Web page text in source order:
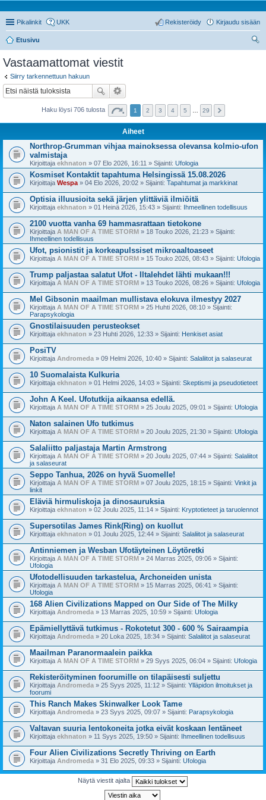
Pikalinkit UKK Kirjaudu sisään
Rekisteröidy
Etusivu
Vastaamattomat viestit
Siirry tarkennettuun hakuun
Haku löysi 706 tulosta 1 2 3 4 5 29
Aiheet
Northrop-Grumman vihjaa mainoksessa olevansa kolmio-ufon
valmistaja
Kirjoittaja ekhnaton » 07 Elo 2026, 16:11 » Sijainti: Ufologia
Kosmiset Kontaktit tapahtuma Helsingissä 15.08.2026
Kirjoittaja Wespa » 04 Elo 2026, 20:02 » Sijainti: Tapahtumat ja markkinat
Optisia illuusioita sekä järjen ylittäviä ilmiöitä
Kirjoittaja ekhnaton » 01 Heinä 2026, 15:43 » Sijainti: Ihmeellinen todellisuus
2100 vuotta vanha 69 hammasrattaan tietokone
Kirjoittaja A MAN OF A TIME STORM » 18 Touko 2026, 21:23 » Sijainti:
Ihmeellinen todellisuus
Ufot, psionistit ja korkeapulssiset mikroaaltoaseet
Kirjoittaja A MAN OF A TIME STORM » 15 Touko 2026, 08:43 » Sijainti: Ufologia
Trump paljastaa salatut Ufot - Iltalehdet lähti mukaan!!!
Kirjoittaja A MAN OF A TIME STORM » 13 Touko 2026, 08:26 » Sijainti: Ufologia
Mel Gibsonin maailman mullistava elokuva ilmestyy 2027
Kirjoittaja A MAN OF A TIME STORM » 25 Huhti 2026, 08:10 » Sijainti:
Parapsykologia
Gnostilaisuuden perusteokset
Kirjoittaja ekhnaton » 23 Huhti 2026, 12:33 » Sijainti: Henkiset asiat
PosiTV
Kirjoittaja Andromeda » 09 Helmi 2026, 10:40 » Sijainti: Salaliitot ja salaseurat
10 Suomalaista Kulkuria
Kirjoittaja ekhnaton » 01 Helmi 2026, 14:03 » Sijainti: Skeptismi ja pseudotieteet
John A Keel. Ufotutkija aikaansa edellä.
Kirjoittaja A MAN OF A TIME STORM » 25 Joulu 2025, 09:01 » Sijainti: Ufologia
Naton salainen Ufo tutkimus
Kirjoittaja A MAN OF A TIME STORM » 20 Joulu 2025, 21:30 » Sijainti: Ufologia
Salaliitto paljastaja Martin Armstrong
Kirjoittaja A MAN OF A TIME STORM » 20 Joulu 2025, 07:44 » Sijainti: Salaliitot
ja salaseurat
Seppo Tanhua, 2026 on hyvä Suomelle!
Kirjoittaja A MAN OF A TIME STORM » 07 Joulu 2025, 18:15 » Sijainti: Vinkit ja
linkit
Eläviä hirmuliskoja ja dinosauruksia
Kirjoittaja ekhnaton » 02 Joulu 2025, 11:14 » Sijainti: Kryptotieteet ja taruolennot
Supersotilas James Rink(Ring) on kuollut
Kirjoittaja ekhnaton » 01 Joulu 2025, 12:44 » Sijainti: Salaliitot ja salaseurat
Antinniemen ja Wesban Ufotäyteinen Löytöretki
Kirjoittaja A MAN OF A TIME STORM » 24 Marras 2025, 09:06 » Sijainti:
Ufologia
Ufotodellisuuden tarkastelua, Archoneiden unista
Kirjoittaja A MAN OF A TIME STORM » 15 Marras 2025, 06:41 » Sijainti:
Ufologia
168 Alien Civilizations Mapped on Our Side of The Milky
Kirjoittaja Andromeda » 13 Marras 2025, 10:59 » Sijainti: Ufologia
Epämiellyttävä tutkimus - Rokotetut 300 - 600 % Sairaampia
Kirjoittaja Andromeda » 20 Loka 2025, 18:34 » Sijainti: Salaliitot ja salaseurat
Maailman Paranormaalein paikka
Kirjoittaja A MAN OF A TIME STORM » 29 Syys 2025, 06:04 » Sijainti: Ufologia
Rekisteröityminen foorumille on tilapäisesti suljettu
Kirjoittaja Andromeda » 25 Syys 2025, 11:12 » Sijainti: Ylläpidon ilmoitukset ja
foorumi
This Ranch Makes Skinwalker Look Tame
Kirjoittaja Andromeda » 23 Syys 2025, 09:07 » Sijainti: Parapsykologia
Valtavan suuria lentokoneita jotka eivät koskaan lentäneet
Kirjoittaja ekhnaton » 11 Syys 2025, 19:50 » Sijainti: Ihmeellinen todellisuus
Four Alien Civilizations Secretly Thriving on Earth
Kirjoittaja Andromeda » 31 Elo 2025, 09:33 » Sijainti: Ufologia
Näytä viestit ajalta